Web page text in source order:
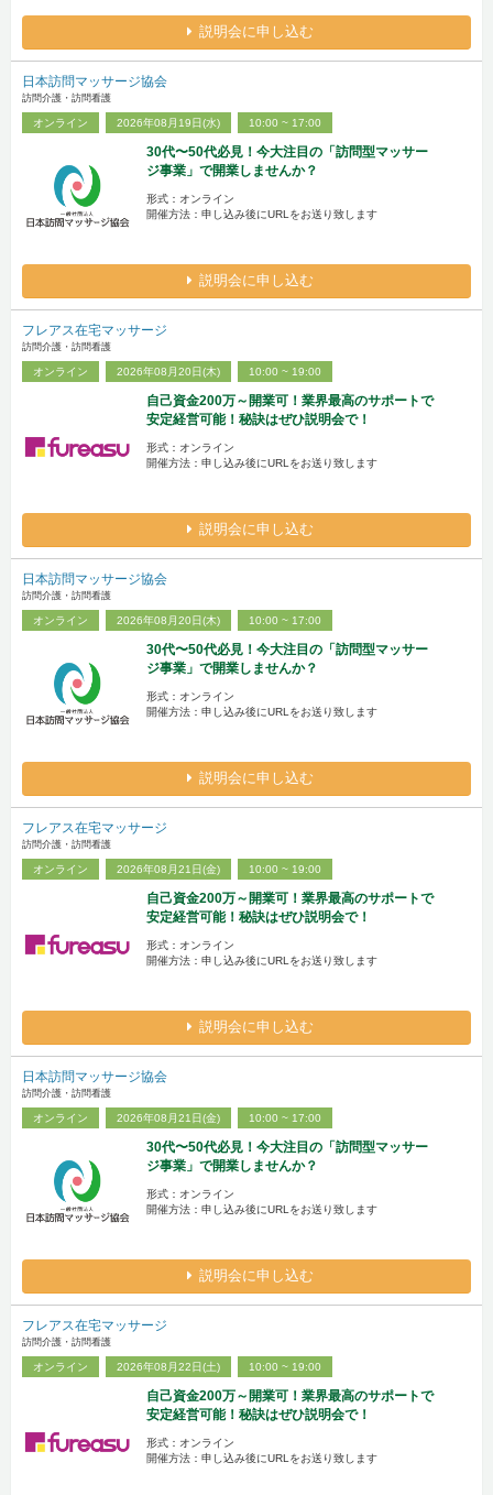
説明会に申し込む
日本訪問マッサージ協会
訪問介護・訪問看護
オンライン 2026年08月19日(水) 10:00 ~ 17:00
30代〜50代必見！今大注目の「訪問型マッサー
ジ事業」で開業しませんか？
形式：オンライン
開催方法：申し込み後にURLをお送り致します
説明会に申し込む
フレアス在宅マッサージ
訪問介護・訪問看護
オンライン 2026年08月20日(木) 10:00 ~ 19:00
自己資金200万～開業可！業界最高のサポートで
安定経営可能！秘訣はぜひ説明会で！
形式：オンライン
開催方法：申し込み後にURLをお送り致します
説明会に申し込む
日本訪問マッサージ協会
訪問介護・訪問看護
オンライン 2026年08月20日(木) 10:00 ~ 17:00
30代〜50代必見！今大注目の「訪問型マッサー
ジ事業」で開業しませんか？
形式：オンライン
開催方法：申し込み後にURLをお送り致します
説明会に申し込む
フレアス在宅マッサージ
訪問介護・訪問看護
オンライン 2026年08月21日(金) 10:00 ~ 19:00
自己資金200万～開業可！業界最高のサポートで
安定経営可能！秘訣はぜひ説明会で！
形式：オンライン
開催方法：申し込み後にURLをお送り致します
説明会に申し込む
日本訪問マッサージ協会
訪問介護・訪問看護
オンライン 2026年08月21日(金) 10:00 ~ 17:00
30代〜50代必見！今大注目の「訪問型マッサー
ジ事業」で開業しませんか？
形式：オンライン
開催方法：申し込み後にURLをお送り致します
説明会に申し込む
フレアス在宅マッサージ
訪問介護・訪問看護
オンライン 2026年08月22日(土) 10:00 ~ 19:00
自己資金200万～開業可！業界最高のサポートで
安定経営可能！秘訣はぜひ説明会で！
形式：オンライン
開催方法：申し込み後にURLをお送り致します